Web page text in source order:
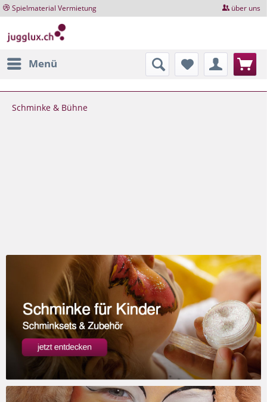
Spielmaterial Vermietung über uns
Menü
Schminke & Bühne